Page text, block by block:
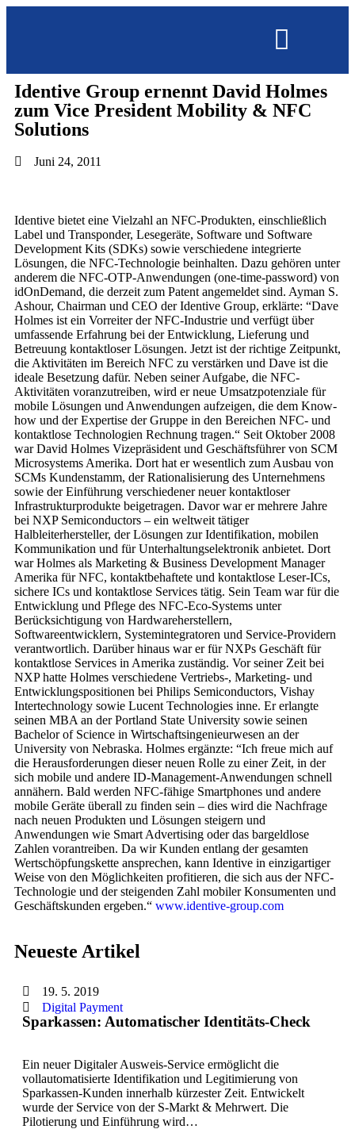
Identive Group ernennt David Holmes
zum Vice President Mobility & NFC
Solutions
Juni 24, 2011
Identive bietet eine Vielzahl an NFC-Produkten, einschließlich
Label und Transponder, Lesegeräte, Software und Software
Development Kits (SDKs) sowie verschiedene integrierte
Lösungen, die NFC-Technologie beinhalten. Dazu gehören unter
anderem die NFC-OTP-Anwendungen (one-time-password) von
idOnDemand, die derzeit zum Patent angemeldet sind. Ayman S.
Ashour, Chairman und CEO der Identive Group, erklärte: “Dave
Holmes ist ein Vorreiter der NFC-Industrie und verfügt über
umfassende Erfahrung bei der Entwicklung, Lieferung und
Betreuung kontaktloser Lösungen. Jetzt ist der richtige Zeitpunkt,
die Aktivitäten im Bereich NFC zu verstärken und Dave ist die
ideale Besetzung dafür. Neben seiner Aufgabe, die NFC-
Aktivitäten voranzutreiben, wird er neue Umsatzpotenziale für
mobile Lösungen und Anwendungen aufzeigen, die dem Know-
how und der Expertise der Gruppe in den Bereichen NFC- und
kontaktlose Technologien Rechnung tragen.“ Seit Oktober 2008
war David Holmes Vizepräsident und Geschäftsführer von SCM
Microsystems Amerika. Dort hat er wesentlich zum Ausbau von
SCMs Kundenstamm, der Rationalisierung des Unternehmens
sowie der Einführung verschiedener neuer kontaktloser
Infrastrukturprodukte beigetragen. Davor war er mehrere Jahre
bei NXP Semiconductors – ein weltweit tätiger
Halbleiterhersteller, der Lösungen zur Identifikation, mobilen
Kommunikation und für Unterhaltungselektronik anbietet. Dort
war Holmes als Marketing & Business Development Manager
Amerika für NFC, kontaktbehaftete und kontaktlose Leser-ICs,
sichere ICs und kontaktlose Services tätig. Sein Team war für die
Entwicklung und Pflege des NFC-Eco-Systems unter
Berücksichtigung von Hardwareherstellern,
Softwareentwicklern, Systemintegratoren und Service-Providern
verantwortlich. Darüber hinaus war er für NXPs Geschäft für
kontaktlose Services in Amerika zuständig. Vor seiner Zeit bei
NXP hatte Holmes verschiedene Vertriebs-, Marketing- und
Entwicklungspositionen bei Philips Semiconductors, Vishay
Intertechnology sowie Lucent Technologies inne. Er erlangte
seinen MBA an der Portland State University sowie seinen
Bachelor of Science in Wirtschaftsingenieurwesen an der
University von Nebraska. Holmes ergänzte: “Ich freue mich auf
die Herausforderungen dieser neuen Rolle zu einer Zeit, in der
sich mobile und andere ID-Management-Anwendungen schnell
annähern. Bald werden NFC-fähige Smartphones und andere
mobile Geräte überall zu finden sein – dies wird die Nachfrage
nach neuen Produkten und Lösungen steigern und
Anwendungen wie Smart Advertising oder das bargeldlose
Zahlen vorantreiben. Da wir Kunden entlang der gesamten
Wertschöpfungskette ansprechen, kann Identive in einzigartiger
Weise von den Möglichkeiten profitieren, die sich aus der NFC-
Technologie und der steigenden Zahl mobiler Konsumenten und
Geschäftskunden ergeben.“ www.identive-group.com
Neueste Artikel
19. 5. 2019
Digital Payment
Sparkassen: Automatischer Identitäts-Check
Ein neuer Digitaler Ausweis-Service ermöglicht die
vollautomatisierte Identifikation und Legitimierung von
Sparkassen-Kunden innerhalb kürzester Zeit. Entwickelt
wurde der Service von der S-Markt & Mehrwert. Die
Pilotierung und Einführung wird…